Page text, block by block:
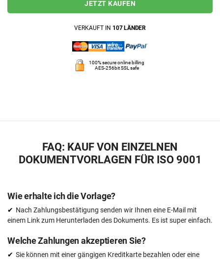
JETZT KAUFEN
VERKAUFT IN 107 LÄNDER
100% secure online billing
AES-256bit SSL safe
FAQ: KAUF VON EINZELNEN
DOKUMENTVORLAGEN FÜR ISO 9001
Wie erhalte ich die Vorlage?
Nach Zahlungsbestätigung senden wir Ihnen eine E-Mail mit
einem Link zum Herunterladen des Dokuments. Es ist super einfach.
Welche Zahlungen akzeptieren Sie?
Sie können mit einer gängigen Kreditkarte bezahlen oder eine